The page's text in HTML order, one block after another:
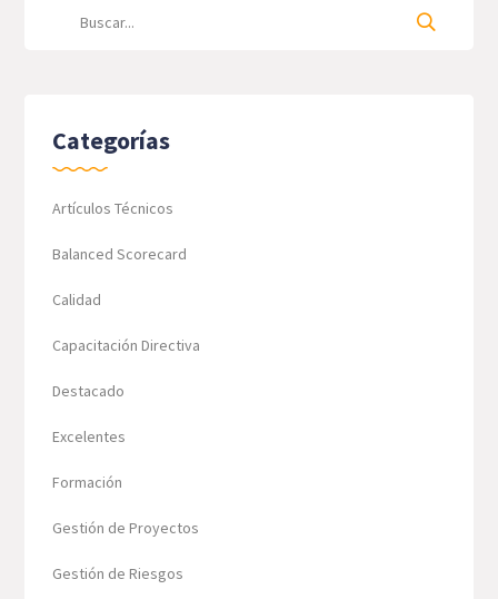
Categorías
Artículos Técnicos
Balanced Scorecard
Calidad
Capacitación Directiva
Destacado
Excelentes
Formación
Gestión de Proyectos
Gestión de Riesgos